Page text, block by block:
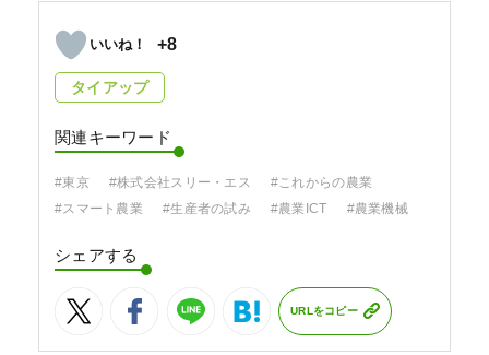
+8
タイアップ
関連キーワード
#東京 #株式会社スリー・エス
#これからの農業
#スマート農業
#生産者の試み #農業ICT #農業機械
シェアする
URLをコピー